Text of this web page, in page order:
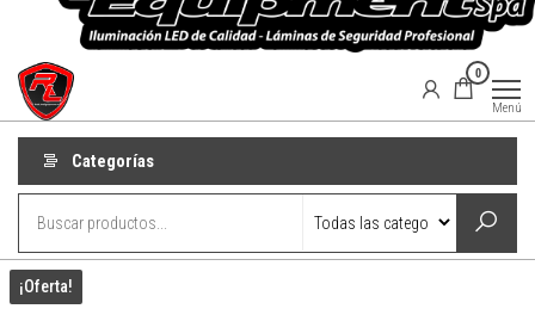
0
Menú
Categorías
¡Oferta!